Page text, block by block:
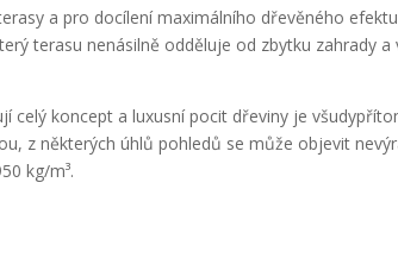
a pro docílení maximálního dřevěného
terasu nenásilně odděluje od zbytku zahrady
celý koncept a luxusní pocit dřeviny je
z některých úhlů pohledů se může objevit
kg/m³.